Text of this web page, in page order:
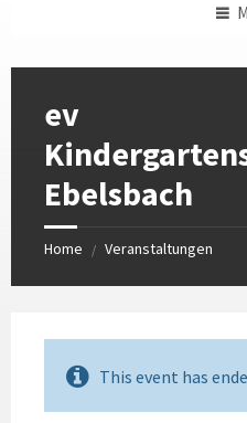
ev
Ebelsbach
Home / Veranstaltungen
This event has